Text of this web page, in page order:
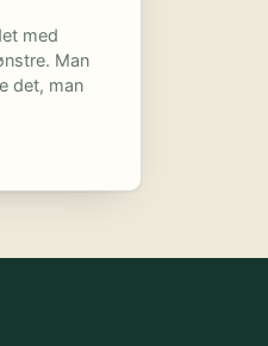
med
Man
det, man